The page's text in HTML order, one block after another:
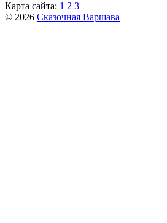
Карта сайта: 1 2 3
© 2026 Сказочная Варшава